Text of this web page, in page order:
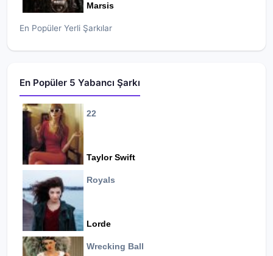
Marsis
En Popüler Yerli Şarkılar
En Popüler 5 Yabancı Şarkı
22
Taylor Swift
Royals
Lorde
Wrecking Ball